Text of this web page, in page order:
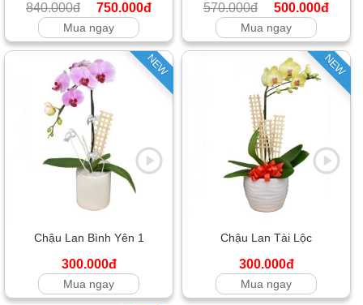
840.000đ 750.000đ
Mua ngay
570.000đ 500.000đ
Mua ngay
NEW
Chậu Lan Bình Yên 1
300.000đ
Mua ngay
NEW
Chậu Lan Tài Lộc
300.000đ
Mua ngay